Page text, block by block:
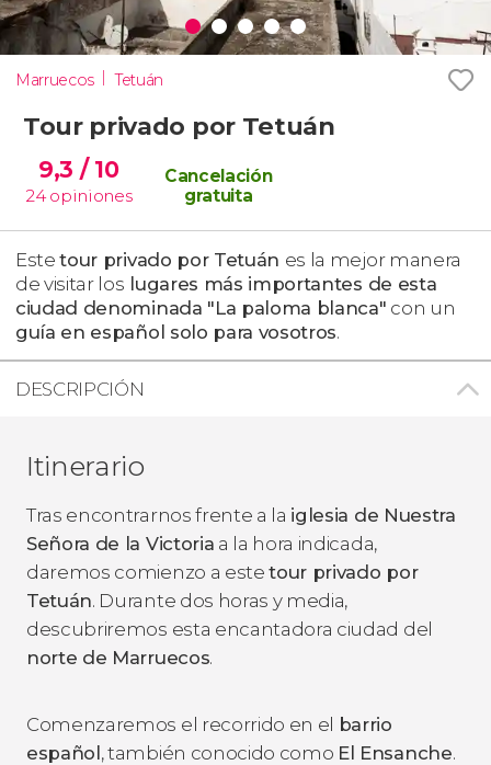
Marruecos Tetuán
Tour privado por Tetuán
9,3 / 10
24 opiniones
Cancelación
gratuita
Estetour privado por Tetuán es la mejor manera
de visitar los lugares más importantes de esta
ciudad denominada "La paloma blanca" con un
guía en español solo para vosotros.
DESCRIPCIÓN
Itinerario
Tras encontrarnos frente a la iglesia de Nuestra
Señora de la Victoria a la hora indicada,
daremos comienzo a estetour privado por
Tetuán. Durante dos horas y media,
descubriremos esta encantadora ciudad del
norte de Marruecos.
Comenzaremos el recorrido en el barrio
español, también conocido como El Ensanche.